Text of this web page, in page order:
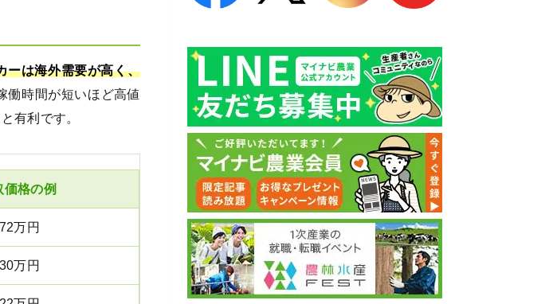
ーは海外需要が高く、
働時間が短いほど高値
有利です。
価格の例
万円
万円